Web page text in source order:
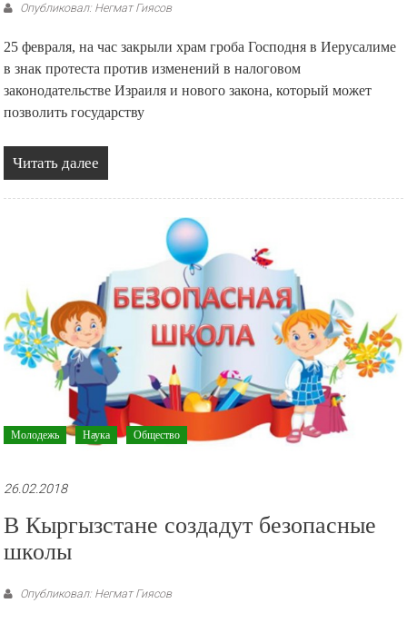
Опубликовал: Негмат Гиясов
25 февраля, на час закрыли храм гроба Господня в Иерусалиме
в знак протеста против изменений в налоговом
законодательстве Израиля и нового закона, который может
позволить государству
Читать далее
Молодежь Наука Общество
26.02.2018
В Кыргызстане создадут безопасные
школы
Опубликовал: Негмат Гиясов